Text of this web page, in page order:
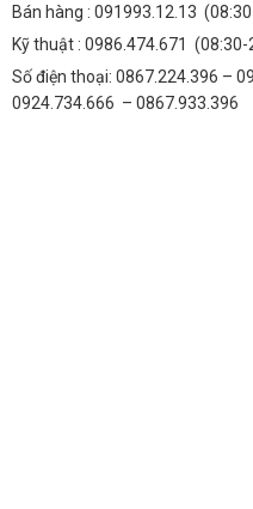
Bán hàng : 091993.12.13
Kỹ thuật : 0986.474.671 (08:30-
Số điện thoại: 0867.224.396 –
0924.734.666 – 0867.933.396